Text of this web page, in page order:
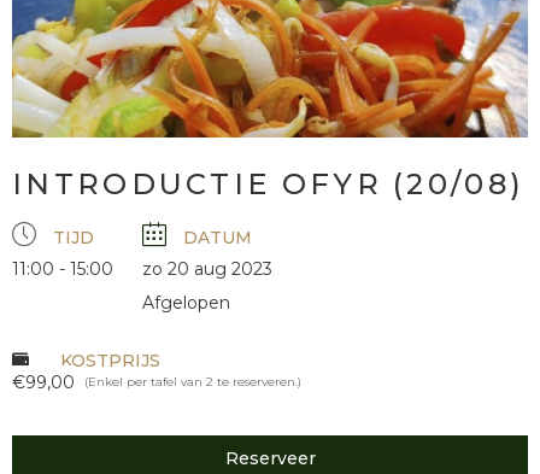
INTRODUCTIE OFYR (20/08)
TIJD
11:00 - 15:00
DATUM
zo 20 aug 2023
Afgelopen
KOSTPRIJS
€99,00
(Enkel per tafel van 2 te reserveren.)
Reserveer